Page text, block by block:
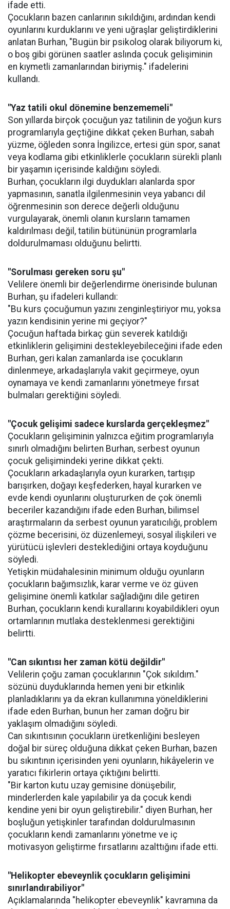
ifade etti.
Çocukların bazen canlarının sıkıldığını, ardından kendi
oyunlarını kurduklarını ve yeni uğraşlar geliştirdiklerini
anlatan Burhan, "Bugün bir psikolog olarak biliyorum ki,
o boş gibi görünen saatler aslında çocuk gelişiminin
en kıymetli zamanlarından biriymiş." ifadelerini
kullandı.
"Yaz tatili okul dönemine benzememeli"
Son yıllarda birçok çocuğun yaz tatilinin de yoğun kurs
programlarıyla geçtiğine dikkat çeken Burhan, sabah
yüzme, öğleden sonra İngilizce, ertesi gün spor, sanat
veya kodlama gibi etkinliklerle çocukların sürekli planlı
bir yaşamın içerisinde kaldığını söyledi.
Burhan, çocukların ilgi duydukları alanlarda spor
yapmasının, sanatla ilgilenmesinin veya yabancı dil
öğrenmesinin son derece değerli olduğunu
vurgulayarak, önemli olanın kursların tamamen
kaldırılması değil, tatilin bütününün programlarla
doldurulmaması olduğunu belirtti.
"Sorulması gereken soru şu"
Velilere önemli bir değerlendirme önerisinde bulunan
Burhan, şu ifadeleri kullandı:
"Bu kurs çocuğumun yazını zenginleştiriyor mu, yoksa
yazın kendisinin yerine mi geçiyor?"
Çocuğun haftada birkaç gün severek katıldığı
etkinliklerin gelişimini destekleyebileceğini ifade eden
Burhan, geri kalan zamanlarda ise çocukların
dinlenmeye, arkadaşlarıyla vakit geçirmeye, oyun
oynamaya ve kendi zamanlarını yönetmeye fırsat
bulmaları gerektiğini söyledi.
"Çocuk gelişimi sadece kurslarda gerçekleşmez"
Çocukların gelişiminin yalnızca eğitim programlarıyla
sınırlı olmadığını belirten Burhan, serbest oyunun
çocuk gelişimindeki yerine dikkat çekti.
Çocukların arkadaşlarıyla oyun kurarken, tartışıp
barışırken, doğayı keşfederken, hayal kurarken ve
evde kendi oyunlarını oluştururken de çok önemli
beceriler kazandığını ifade eden Burhan, bilimsel
araştırmaların da serbest oyunun yaratıcılığı, problem
çözme becerisini, öz düzenlemeyi, sosyal ilişkileri ve
yürütücü işlevleri desteklediğini ortaya koyduğunu
söyledi.
Yetişkin müdahalesinin minimum olduğu oyunların
çocukların bağımsızlık, karar verme ve öz güven
gelişimine önemli katkılar sağladığını dile getiren
Burhan, çocukların kendi kurallarını koyabildikleri oyun
ortamlarının mutlaka desteklenmesi gerektiğini
belirtti.
"Can sıkıntısı her zaman kötü değildir"
Velilerin çoğu zaman çocuklarının "Çok sıkıldım."
sözünü duyduklarında hemen yeni bir etkinlik
planladıklarını ya da ekran kullanımına yöneldiklerini
ifade eden Burhan, bunun her zaman doğru bir
yaklaşım olmadığını söyledi.
Can sıkıntısının çocukların üretkenliğini besleyen
doğal bir süreç olduğuna dikkat çeken Burhan, bazen
bu sıkıntının içerisinden yeni oyunların, hikâyelerin ve
yaratıcı fikirlerin ortaya çıktığını belirtti.
"Bir karton kutu uzay gemisine dönüşebilir,
minderlerden kale yapılabilir ya da çocuk kendi
kendine yeni bir oyun geliştirebilir." diyen Burhan, her
boşluğun yetişkinler tarafından doldurulmasının
çocukların kendi zamanlarını yönetme ve iç
motivasyon geliştirme fırsatlarını azalttığını ifade etti.
"Helikopter ebeveynlik çocukların gelişimini
sınırlandırabiliyor"
Açıklamalarında "helikopter ebeveynlik" kavramına da